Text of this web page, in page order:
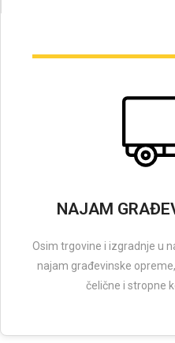
NAJAM
Osim trgovine i izgradnje u
najam građevinske
čelične i stropne